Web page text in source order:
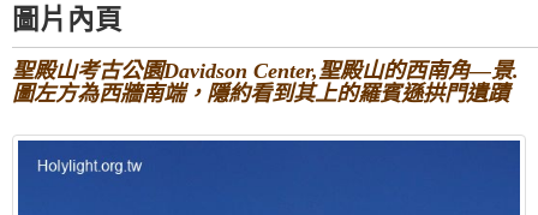
圖片內頁
聖殿山考古公園Davidson Center,聖殿山的西南角—景.
圖左方為西牆南端，隱約看到其上的羅賓遜拱門遺蹟